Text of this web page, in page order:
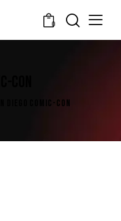
0
DIEGO COMIC-CON